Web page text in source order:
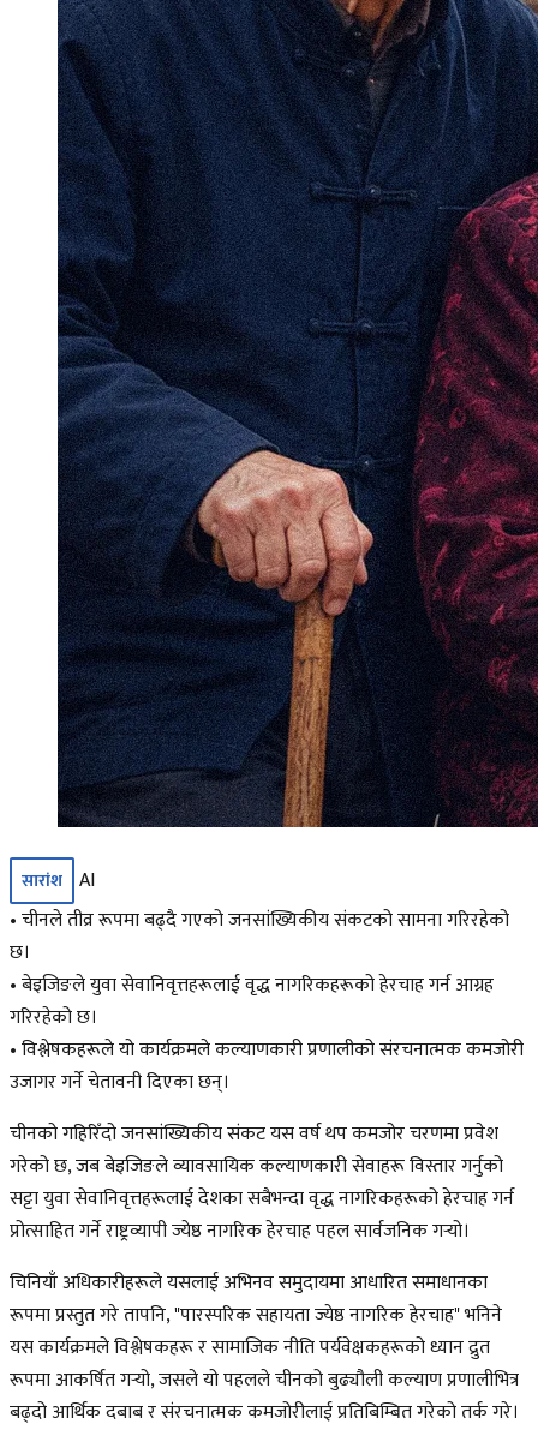
सारांश
AI
• चीनले तीव्र रूपमा बढ्दै गएको जनसांख्यिकीय संकटको सामना गरिरहेको
छ।
• बेइजिङले युवा सेवानिवृत्तहरूलाई वृद्ध नागरिकहरूको हेरचाह गर्न आग्रह
गरिरहेको छ।
• विश्लेषकहरूले यो कार्यक्रमले कल्याणकारी प्रणालीको संरचनात्मक कमजोरी
उजागर गर्ने चेतावनी दिएका छन्।
चीनको गहिरिँदो जनसांख्यिकीय संकट यस वर्ष थप कमजोर चरणमा प्रवेश
गरेको छ, जब बेइजिङले व्यावसायिक कल्याणकारी सेवाहरू विस्तार गर्नुको
सट्टा युवा सेवानिवृत्तहरूलाई देशका सबैभन्दा वृद्ध नागरिकहरूको हेरचाह गर्न
प्रोत्साहित गर्ने राष्ट्रव्यापी ज्येष्ठ नागरिक हेरचाह पहल सार्वजनिक गर्‍यो।
चिनियाँ अधिकारीहरूले यसलाई अभिनव समुदायमा आधारित समाधानका
रूपमा प्रस्तुत गरे तापनि, "पारस्परिक सहायता ज्येष्ठ नागरिक हेरचाह" भनिने
यस कार्यक्रमले विश्लेषकहरू र सामाजिक नीति पर्यवेक्षकहरूको ध्यान द्रुत
रूपमा आकर्षित गर्‍यो, जसले यो पहलले चीनको बुढ्यौली कल्याण प्रणालीभित्र
बढ्दो आर्थिक दबाब र संरचनात्मक कमजोरीलाई प्रतिबिम्बित गरेको तर्क गरे।